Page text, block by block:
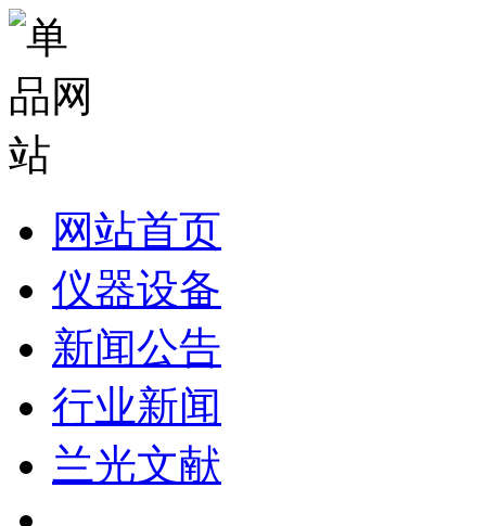
网站首页
仪器设备
新闻公告
行业新闻
兰光文献